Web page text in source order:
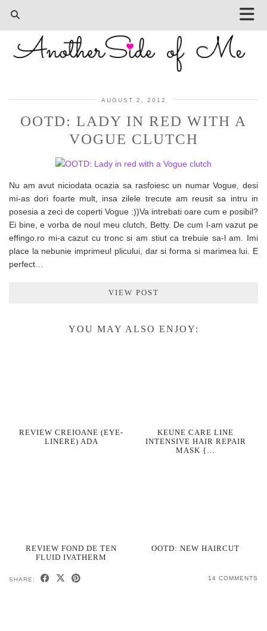
AUGUST 2, 2012
OOTD: LADY IN RED WITH A
VOGUE CLUTCH
Nu am avut niciodata ocazia sa rasfoiesc un numar Vogue, desi
mi-as dori foarte mult, insa zilele trecute am reusit sa intru in
posesia a zeci de coperti Vogue :))Va intrebati oare cum e posibil?
Ei bine, e vorba de noul meu clutch, Betty. De cum l-am vazut pe
effingo.ro mi-a cazut cu tronc si am stiut ca trebuie sa-l am. Imi
place la nebunie imprimeul plicului, dar si forma si marimea lui. E
perfect…
VIEW POST
YOU MAY ALSO ENJOY:
REVIEW CREIOANE (EYE-
LINERE) ADA
KEUNE CARE LINE
INTENSIVE HAIR REPAIR
MASK {…
REVIEW FOND DE TEN
FLUID IVATHERM
OOTD: NEW HAIRCUT
SHARE: 14 COMMENTS